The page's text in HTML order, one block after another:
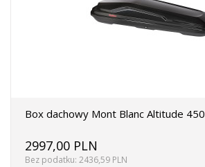
Box dachowy Mont Blanc Altitude 450
2997,00 PLN
Bez podatku: 2436,59 PLN